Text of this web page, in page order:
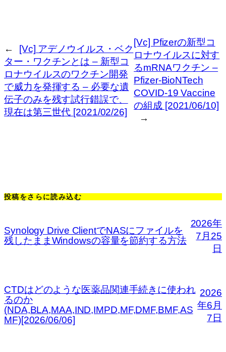
←
[Vc] アデノウイルス・ベク
ター・ワクチンとは – 新型コ
ロナウイルスのワクチン開発
で威力を発揮する – 必要な遺
伝子のみを残す試行錯誤で、
現在は第三世代 [2021/02/26]
[Vc] Pfizerの新型コ
ロナウイルスに対す
るmRNAワクチン –
Pfizer-BioNTech
COVID-19 Vaccine
の組成 [2021/06/10]
→
投稿をさらに読み込む
Synology Drive ClientでNASにファイルを
残したままWindowsの容量を節約する方法
2026年
7月25
日
CTDはどのような医薬品関連手続きに使われ
るのか
(NDA,BLA,MAA,IND,IMPD,MF,DMF,BMF,AS
MF)[2026/06/06]
2026
年6月
7日